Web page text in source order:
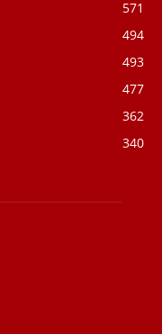
571
494
493
477
362
340